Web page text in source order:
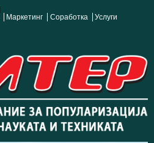
Маркетинг Соработка
Услуги